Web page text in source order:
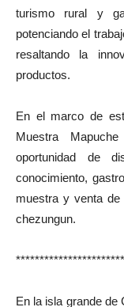
turismo rural y
potenciando el
resaltando la
productos.
En el marco de
Muestra
oportunidad de
conocimiento,
muestra y venta
chezungun.
En la isla grande de